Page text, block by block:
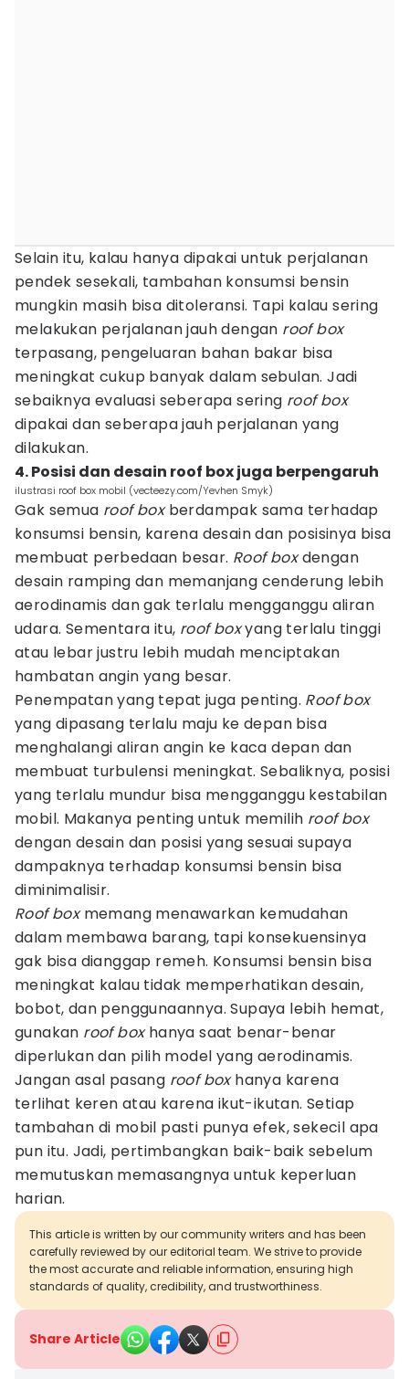
Selain itu, kalau hanya dipakai untuk perjalanan
pendek sesekali, tambahan konsumsi bensin
mungkin masih bisa ditoleransi. Tapi kalau sering
melakukan perjalanan jauh dengan roof box
terpasang, pengeluaran bahan bakar bisa
meningkat cukup banyak dalam sebulan. Jadi
sebaiknya evaluasi seberapa sering roof box
dipakai dan seberapa jauh perjalanan yang
dilakukan.
4. Posisi dan desain roof box juga berpengaruh
ilustrasi roof box mobil (vecteezy.com/Yevhen Smyk)
Gak semua roof boxberdampak sama terhadap
konsumsi bensin, karena desain dan posisinya bisa
membuat perbedaan besar. Roof boxdengan
desain ramping dan memanjang cenderung lebih
aerodinamis dan gak terlalu mengganggu aliran
udara. Sementara itu, roof boxyang terlalu tinggi
atau lebar justru lebih mudah menciptakan
hambatan angin yang besar.
Penempatan yang tepat juga penting. Roof box
yang dipasang terlalu maju ke depan bisa
menghalangi aliran angin ke kaca depan dan
membuat turbulensi meningkat. Sebaliknya, posisi
yang terlalu mundur bisa mengganggu kestabilan
mobil. Makanya penting untuk memilih roof box
dengan desain dan posisi yang sesuai supaya
dampaknya terhadap konsumsi bensin bisa
diminimalisir.
Roof boxmemang menawarkan kemudahan
dalam membawa barang, tapi konsekuensinya
gak bisa dianggap remeh. Konsumsi bensin bisa
meningkat kalau tidak memperhatikan desain,
bobot, dan penggunaannya. Supaya lebih hemat,
gunakan roof boxhanya saat benar-benar
diperlukan dan pilih model yang aerodinamis.
Jangan asal pasang roof boxhanya karena
terlihat keren atau karena ikut-ikutan. Setiap
tambahan di mobil pasti punya efek, sekecil apa
pun itu. Jadi, pertimbangkan baik-baik sebelum
memutuskan memasangnya untuk keperluan
harian.
This article is written by our community writers and has been
carefully reviewed by our editorial team. We strive to provide
the most accurate and reliable information, ensuring high
standards of quality, credibility, and trustworthiness.
Share Article